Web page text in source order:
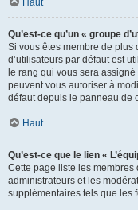
Haut
Qu’est-ce qu’un « groupe
Si vous êtes membre de plus
d’utilisateurs par défaut est
le rang qui vous sera
peuvent vous autoriser à
défaut depuis le panneau de
Haut
Qu’est-ce que le lien «
Cette page liste les membres
administrateurs et les
supplémentaires tels que les